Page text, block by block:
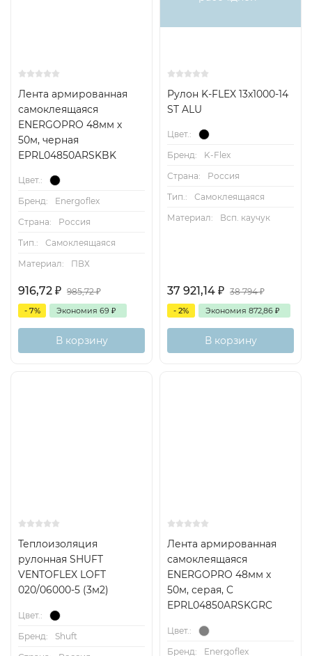
Лента армированная
самоклеящаяся
ENERGOPRO 48мм х
50м, черная
EPRL04850ARSKBK
Цвет.:
Бренд:
Energoflex
Страна:
Россия
Тип.:
Самоклеящаяся
Материал:
ПВХ
916,72 ₽ 985,72₽
- 7% Экономия 69 ₽
В корзину
Рулон K-FLEX 13x1000-14
ST ALU
Цвет.:
Бренд:
K-Flex
Страна:
Россия
Тип.:
Самоклеящаяся
Материал:
Всп. каучук
37 921,14 ₽ 38 794₽
- 2% Экономия 872,86 ₽
В корзину
Теплоизоляция
рулонная SHUFT
VENTOFLEX LOFT
020/06000-5 (3м2)
Цвет.:
Бренд:
Shuft
Лента армированная
самоклеящаяся
ENERGOPRO 48мм х
50м, серая, C
EPRL04850ARSKGRC
Цвет.:
Бренд:
Energoflex